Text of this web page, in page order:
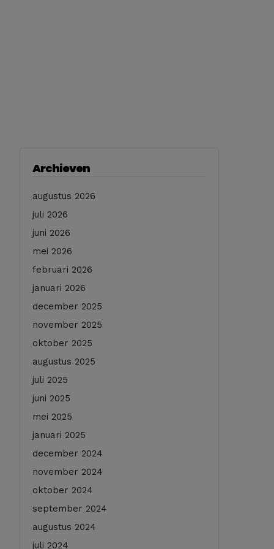
Archieven
augustus 2026
juli 2026
juni 2026
mei 2026
februari 2026
januari 2026
december 2025
november 2025
oktober 2025
augustus 2025
juli 2025
juni 2025
mei 2025
januari 2025
december 2024
november 2024
oktober 2024
september 2024
augustus 2024
juli 2024